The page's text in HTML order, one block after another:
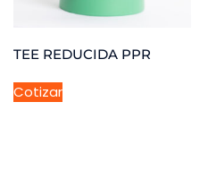
TEE REDUCIDA PPR
Cotizar